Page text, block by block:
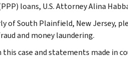
loans, U.S. Attorney Alina
of South Plainfield, New Jersey,
and money laundering.
case and statements made in